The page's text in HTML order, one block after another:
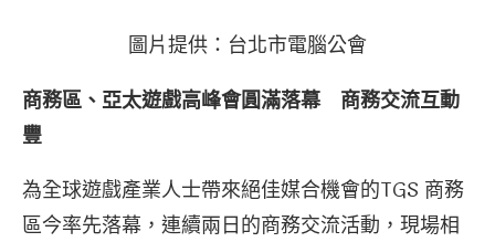
圖片提供：台北市電腦公會
商務區、亞太遊戲高峰會圓滿落幕 商務交流互動
豐
為全球遊戲產業人士帶來絕佳媒合機會的TGS 商務
區今率先落幕，連續兩日的商務交流活動，現場相